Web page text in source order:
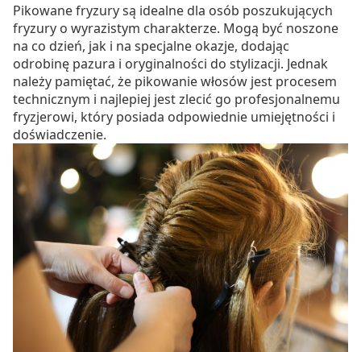
Pikowane fryzury są idealne dla osób poszukujących
fryzury o wyrazistym charakterze. Mogą być noszone
na co dzień, jak i na specjalne okazje, dodając
odrobinę pazura i oryginalności do stylizacji. Jednak
należy pamiętać, że pikowanie włosów jest procesem
technicznym i najlepiej jest zlecić go profesjonalnemu
fryzjerowi, który posiada odpowiednie umiejętności i
doświadczenie.